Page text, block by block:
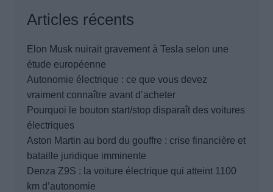
Articles récents
Elon Musk nuirait gravement à Tesla selon une
étude européenne
Autonomie électrique : ce que vous devez
vraiment connaître avant d’acheter
Pourquoi le bouton start/stop disparaît des voitures
électriques
Aston Martin au bord du gouffre : crise financière et
bataille juridique imminente
Denza Z9S : la voiture électrique qui atteint 1100
km d’autonomie